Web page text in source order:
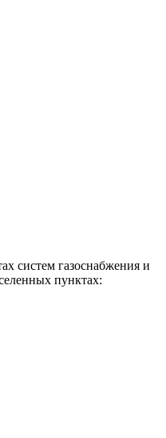
систем газоснабжения и
пунктах: